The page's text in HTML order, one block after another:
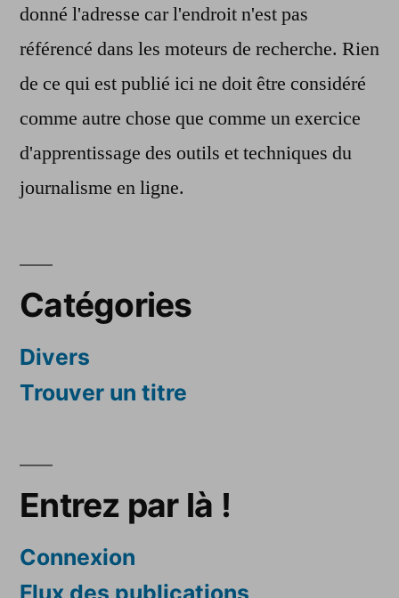
donné l'adresse car l'endroit n'est pas
référencé dans les moteurs de recherche. Rien
de ce qui est publié ici ne doit être considéré
comme autre chose que comme un exercice
d'apprentissage des outils et techniques du
journalisme en ligne.
Catégories
Divers
Trouver un titre
Entrez par là !
Connexion
Flux des publications